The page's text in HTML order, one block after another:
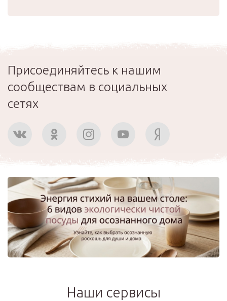
Присоединяйтесь к нашим
сообществам в социальных
сетях
Наши сервисы